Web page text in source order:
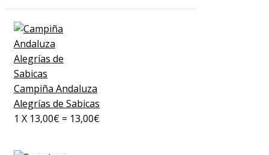
Campiña Andaluza
Alegrías de Sabicas
1 X 13,00€ = 13,00€